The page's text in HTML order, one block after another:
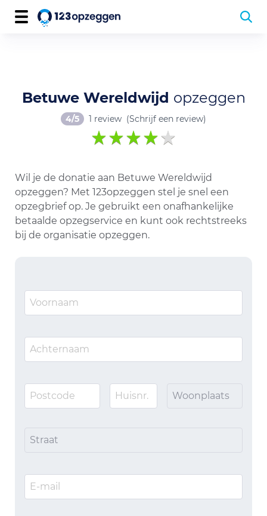
Betuwe Wereldwijd opzeggen
4/5 1 review (Schrijf een review)
Wil je de donatie aan Betuwe Wereldwijd
opzeggen? Met 123opzeggen stel je snel een
opzegbrief op. Je gebruikt een onafhankelijke
betaalde opzegservice en kunt ook rechtstreeks
bij de organisatie opzeggen.
Woonplaats
Straat